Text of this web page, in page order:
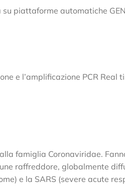
piattaforme automatiche
e l’amplificazione PCR Real
famiglia Coronaviridae.
raffreddore, globalmente
e la SARS (severe acute